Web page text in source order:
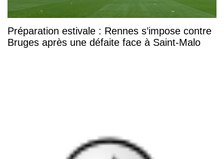
Préparation estivale : Rennes s’impose contre
Bruges après une défaite face à Saint-Malo